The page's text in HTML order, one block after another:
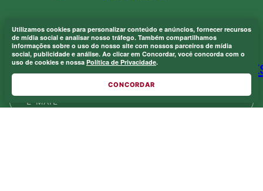
×
Onde eu sou de casa.
Laranjeiras 1902.
Utilizamos cookies para personalizar conteúdo e anúncios, fornecer recursos
de mídia social e analisar nosso tráfego. Também compartilhamos
informações sobre o uso do nosso site com nossos parceiros de mídia
social, publicidade e análise. Ao clicar em Concordar, você concorda com o
uso de cookies e nossa Política de Privacidade.
CONCORDAR
ASSINE NOSSA NEWSLETTER